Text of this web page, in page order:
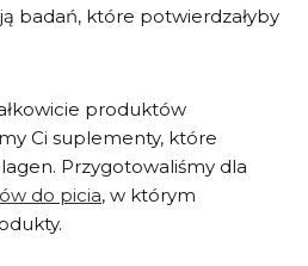
badań, które potwierdzałyby
produktów
Ci suplementy, które
Przygotowaliśmy dla
do picia, w którym